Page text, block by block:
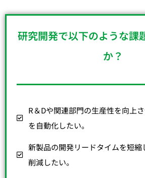
研究開発で以下のような課
か？
R＆Dや関連部門の生産性を向上
を自動化したい。
新製品の開発リードタイムを短縮
削減したい。